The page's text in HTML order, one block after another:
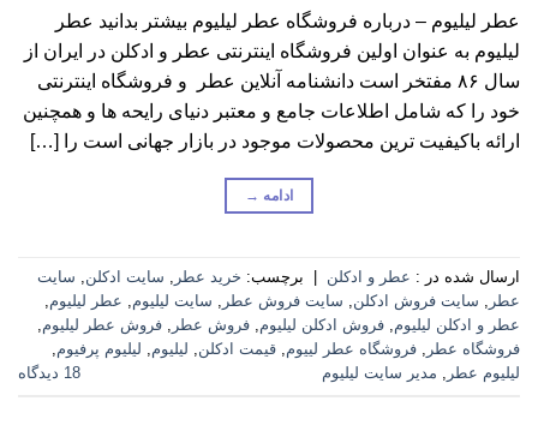
عطر لیلیوم – درباره فروشگاه عطر لیلیوم بیشتر بدانید عطر
لیلیوم به عنوان اولین فروشگاه اینترنتی عطر و ادکلن در ایران از
سال ۸۶ مفتخر است دانشنامه آنلاین عطر و فروشگاه اینترنتی
خود را که شامل اطلاعات جامع و معتبر دنیای رایحه ها و همچنین
ارائه باکیفیت ترین محصولات موجود در بازار جهانی است را […]
ادامه →
ارسال شده در : عطر و ادکلن برچسب: خرید عطر , سایت ادکلن, سایت
عطر , سایت فروش ادکلن, سایت فروش عطر , سایت لیلیوم, عطر لیلیوم,
عطر و ادکلن لیلیوم, فروش ادکلن لیلیوم, فروش عطر , فروش عطر لیلیوم,
فروشگاه عطر , فروشگاه عطر لییوم, قیمت ادکلن, لیلیوم, لیلیوم پرفیوم,
لیلیوم عطر , مدیر سایت لیلیوم 18 دیدگاه